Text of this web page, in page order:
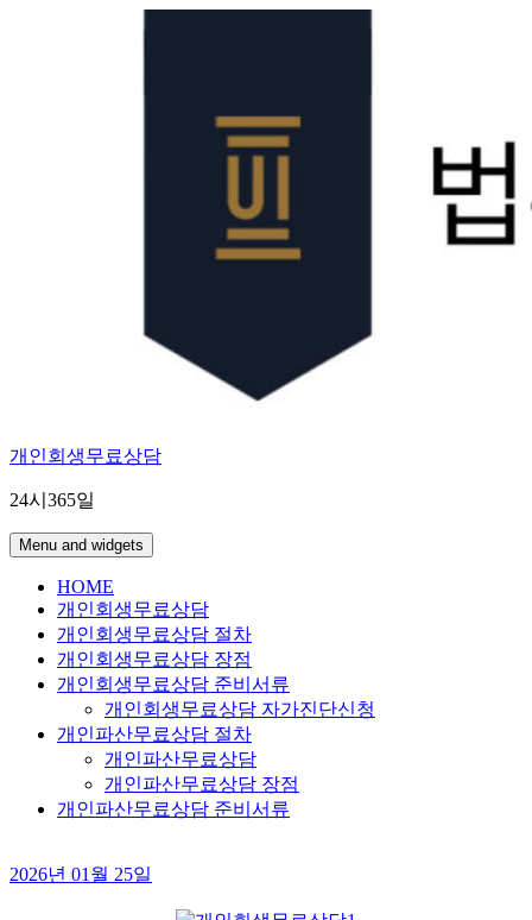
개인회생무료상담
24시365일
Menu and widgets
HOME
개인회생무료상담
개인회생무료상담 절차
개인회생무료상담 장점
개인회생무료상담 준비서류
개인회생무료상담 자가진단신청
개인파산무료상담 절차
개인파산무료상담
개인파산무료상담 장점
개인파산무료상담 준비서류
2026년 01월 25일